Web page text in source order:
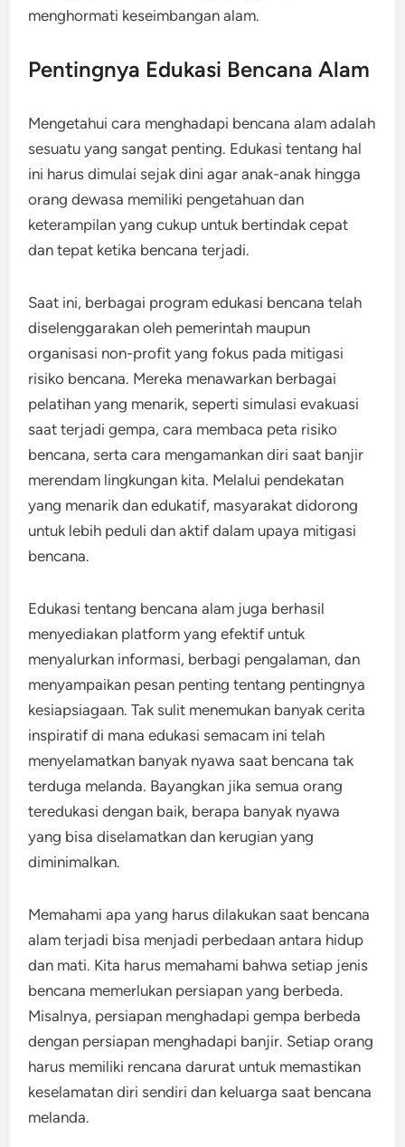
menghormati keseimbangan alam.
Pentingnya Edukasi Bencana Alam
Mengetahui cara menghadapi bencana alam adalah
sesuatu yang sangat penting. Edukasi tentang hal
ini harus dimulai sejak dini agar anak-anak hingga
orang dewasa memiliki pengetahuan dan
keterampilan yang cukup untuk bertindak cepat
dan tepat ketika bencana terjadi.
Saat ini, berbagai program edukasi bencana telah
diselenggarakan oleh pemerintah maupun
organisasi non-profit yang fokus pada mitigasi
risiko bencana. Mereka menawarkan berbagai
pelatihan yang menarik, seperti simulasi evakuasi
saat terjadi gempa, cara membaca peta risiko
bencana, serta cara mengamankan diri saat banjir
merendam lingkungan kita. Melalui pendekatan
yang menarik dan edukatif, masyarakat didorong
untuk lebih peduli dan aktif dalam upaya mitigasi
bencana.
Edukasi tentang bencana alam juga berhasil
menyediakan platform yang efektif untuk
menyalurkan informasi, berbagi pengalaman, dan
menyampaikan pesan penting tentang pentingnya
kesiapsiagaan. Tak sulit menemukan banyak cerita
inspiratif di mana edukasi semacam ini telah
menyelamatkan banyak nyawa saat bencana tak
terduga melanda. Bayangkan jika semua orang
teredukasi dengan baik, berapa banyak nyawa
yang bisa diselamatkan dan kerugian yang
diminimalkan.
Memahami apa yang harus dilakukan saat bencana
alam terjadi bisa menjadi perbedaan antara hidup
dan mati. Kita harus memahami bahwa setiap jenis
bencana memerlukan persiapan yang berbeda.
Misalnya, persiapan menghadapi gempa berbeda
dengan persiapan menghadapi banjir. Setiap orang
harus memiliki rencana darurat untuk memastikan
keselamatan diri sendiri dan keluarga saat bencana
melanda.